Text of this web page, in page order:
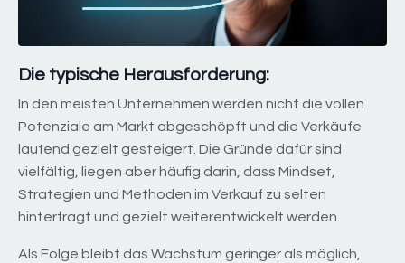
Die typische Herausforderung:
In den meisten Unternehmen werden nicht die vollen
Potenziale am Markt abgeschöpft und die Verkäufe
laufend gezielt gesteigert. Die Gründe dafür sind
vielfältig, liegen aber häufig darin, dass Mindset,
Strategien und Methoden im Verkauf zu selten
hinterfragt und gezielt weiterentwickelt werden.
Als Folge bleibt das Wachstum geringer als möglich,